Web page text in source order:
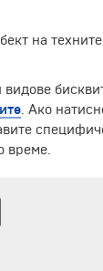
на
. Ако
време.